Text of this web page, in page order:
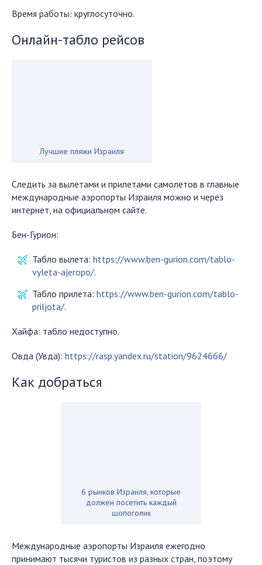
Время работы: круглосуточно.
Онлайн-табло рейсов
Лучшие пляжи Израиля
Следить за вылетами и прилетами самолетов в главные
международные аэропорты Израиля можно и через
интернет, на официальном сайте.
Бен-Гурион:
Табло вылета: https://www.ben-gurion.com/tablo-
vyleta-ajeropo/.
Табло прилета: https://www.ben-gurion.com/tablo-
priljota/.
Хайфа: табло недоступно.
Овда (Увда): https://rasp.yandex.ru/station/9624666/
Как добраться
6 рынков Израиля, которые
должен посетить каждый
шопоголик
Международные аэропорты Израиля ежегодно
принимают тысячи туристов из разных стран, поэтому